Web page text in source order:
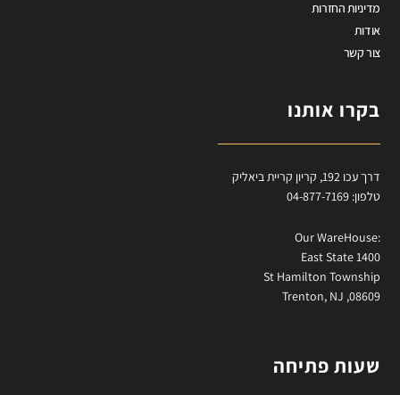
מדיניות החזרות
אודות
צור קשר
בקרו אותנו
דרך עכו 192, קריון קריית ביאליק
טלפון: 04-877-7169
:Our WareHouse
East State 1400
St Hamilton Township
Trenton, NJ ,08609
שעות פתיחה